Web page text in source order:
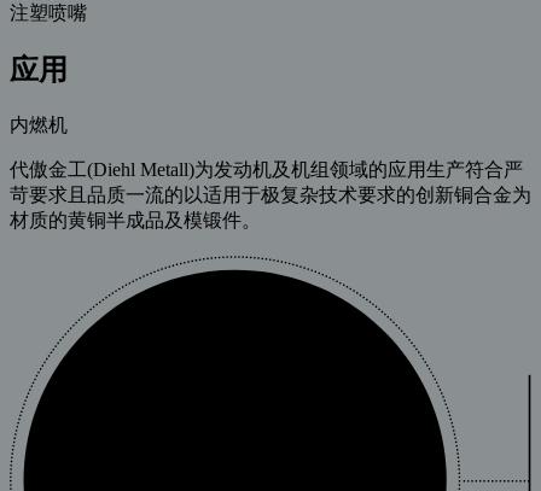
注塑喷嘴
应用
内燃机
代傲金工(Diehl Metall)为发动机及机组领域的应用生产符合严
苛要求且品质一流的以适用于极复杂技术要求的创新铜合金为
材质的黄铜半成品及模锻件。